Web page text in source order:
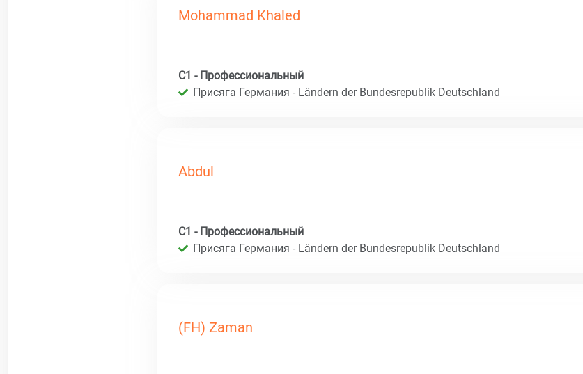
Mohammad Khaled
C1 - Профессиональный
Присяга Германия - Ländern der Bundesrepublik Deutschland
Abdul
C1 - Профессиональный
Присяга Германия - Ländern der Bundesrepublik Deutschland
(FH) Zaman